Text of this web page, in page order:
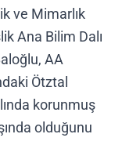
ve Mimarlık
Ana Bilim Dalı
AA
Ötztal
korunmuş
olduğunu